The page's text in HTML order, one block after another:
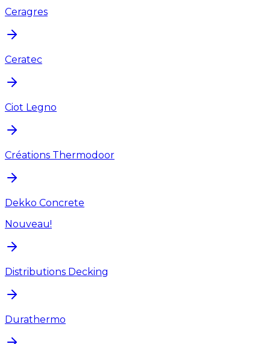
Ceragres
Ceratec
Ciot Legno
Créations Thermodoor
Dekko Concrete
Nouveau!
Distributions Decking
Durathermo